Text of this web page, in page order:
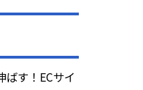
ばす！ECサイ